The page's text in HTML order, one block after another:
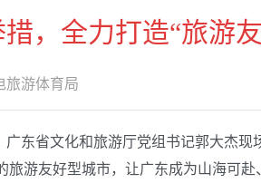
，全力打造“旅游
旅游体育局
东省文化和旅游厅党组书记郭大杰现
游友好型城市，让广东成为山海可